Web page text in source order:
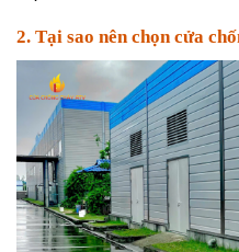
2. Tại sao nên chọn cửa